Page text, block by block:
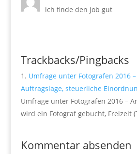
ich finde den job gut
Trackbacks/Pingbacks
Umfrage unter Fotografen 2016
Auftragslage, steuerliche
Umfrage unter Fotografen 2016 –
wird ein Fotograf gebucht, Freizeit
Kommentar absenden